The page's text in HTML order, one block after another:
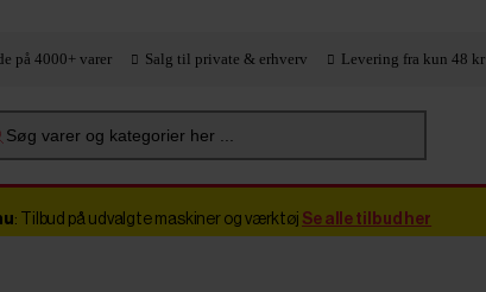
på 4000+ varer Salg til private & erhverv Levering fra kun 48 kr
Søg varer og kategorier her ...
: Tilbud på udvalgte maskiner og værktøj Se alle tilbud her